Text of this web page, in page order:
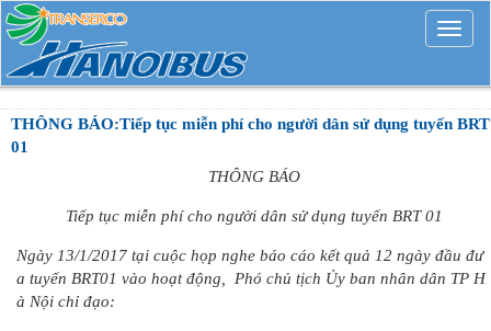
Mở
rộng
THÔNG BÁO:Tiếp tục miễn phí cho người dân sử dụng tuyến BRT
01
THÔNG BÁO
Tiếp tục miễn phí cho người dân sử dụng tuyến BRT 01
Ngày 13/1/2017 tại cuộc họp nghe báo cáo kết quả 12 ngày đầu đư
a tuyến BRT01 vào hoạt động, Phó chủ tịch Ủy ban nhân dân TP H
à Nội chỉ đạo: